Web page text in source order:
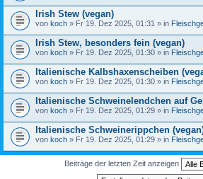
Irish Stew (vegan)
von koch » Fr 19. Dez 2025, 01:31 » in
Irish Stew, besonders fein (vegan)
von koch » Fr 19. Dez 2025, 01:30 » in
Italienische Kalbshaxenscheiben
von koch » Fr 19. Dez 2025, 01:30 » in
Italienische Schweinelendchen auf
von koch » Fr 19. Dez 2025, 01:29 » in
Italienische Schweinerippchen
von koch » Fr 19. Dez 2025, 01:29 » in
Beiträge der letzten Zeit anzeigen